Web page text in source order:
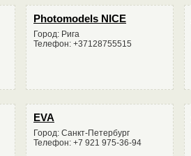
Photomodels NICE
Город: Рига
Телефон: +37128755515
EVA
Город: Санкт-Петербург
Телефон: +7 921 975-36-94